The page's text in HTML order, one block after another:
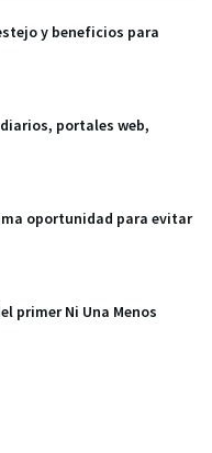
y beneficios para
portales web,
oportunidad para evitar
primer Ni Una Menos